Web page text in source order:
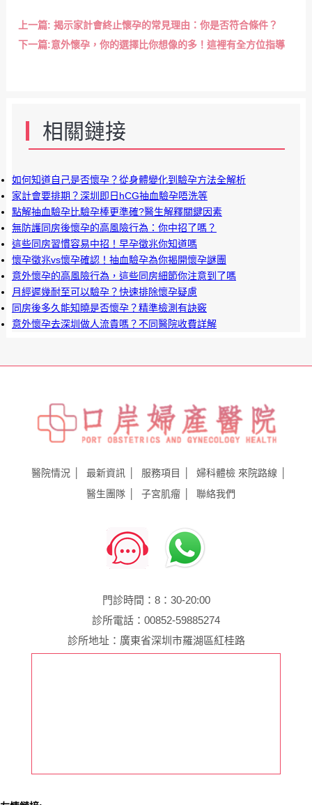
上一篇: 揭示家計會終止懷孕的常見理由：你是否符合條件？
下一篇:意外懷孕，你的選擇比你想像的多！這裡有全方位指導
相關鏈接
如何知道自己是否懷孕？從身體變化到驗孕方法全解析
家計會要排期？深圳即日hCG抽血驗孕唔洗等
點解抽血驗孕比驗孕棒更準確?醫生解釋關鍵因素
無防護同房後懷孕的高風險行為：你中招了嗎？
這些同房習慣容易中招！早孕徵兆你知道嗎
懷孕徵兆vs懷孕確認！抽血驗孕為你揭開懷孕謎團
意外懷孕的高風險行為，這些同房細節你注意到了嗎
月經遲幾耐至可以驗孕？快速排除懷孕疑慮
​同房後多久能知曉是否懷孕？精準檢測有訣竅
意外懷孕去深圳做人流貴嗎？不同醫院收費詳解
醫院情況 最新資訊 服務項目 婦科體檢 來院路線
醫生團隊
子宮肌瘤 聯絡我們
門診時間：8：30-20:00
診所電話：00852-59885274
診所地址：廣東省深圳市羅湖區紅桂路